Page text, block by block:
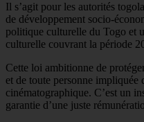
Il s’agit pour les autorités
de développement socio-
politique culturelle du Togo et
culturelle couvrant la période
Cette loi ambitionne de
et de toute personne impliquée
cinématographique. C’est un
garantie d’une juste